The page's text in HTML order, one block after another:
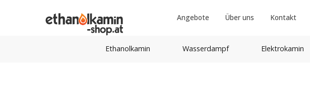
Angebote Über uns Kontakt
Ethanolkamin Wasserdampf Elektrokamin